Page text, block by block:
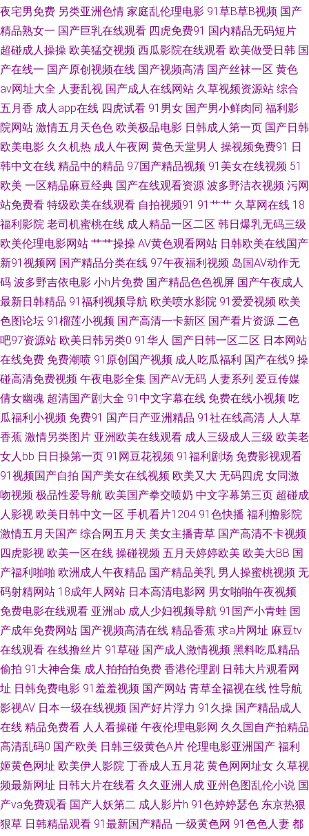
爱com 豆花在线免费社区 久久丁香网 日韩欧美黄黄色 亚洲爱爱爱含羞草 91
社国产精品 超碰在线97日本 九九爱热 青青草ab 天天操网 51国产视频 97资
源色 大香蕉网官网内 久草国产免费 人妻第八页 亚洲天堂综合视频 91视频
com 福利视频三分钟 巨乳探花 日本黄色片 午夜影院老司机 91日韩入口 传媒
精品 九九一AV 欧美玖玖爱111 AV白丝 国产精产国品一区 狼友导航主页 青娱
乐91午夜 天天干人人乐 51人妻综合网 99热最新地址6 黑丝露出高潮 欧美成
人中文字幕 少妇后入中出 91国视频 俺去也五月天网址 国产另类TS在线 久久
伊人大 日本欧美色 性爱麻豆传媒 99草草视频 国产欧美性交 欧美人妖丝袜
亚洲国产精华 91探花视频网站 成人伊人性爱网 激情另类春色 欧美日韩在线
a 丝袜熟女91 91九色性爱 成人淫淫网 九一白虎 欧美在线免费观看 五月天婷
婷色色 91视频观看入口 东京热视屏 九一韩剧网 日本鲁丝亚洲 在线视频导航
摄AV 久热精品 日本www 亚洲色淫网 超碰碰碰性爱 激情AV春色 人妻精品久
久 性交综合网 97人妻超碰在线 福利AV在线电影 久草综合网 日韩AV簧片 亚
洲色情小说网 av一区二区三区 九一福利 日韩免费新片网 91国内在线视频 丁
香91大神在线 九九重口味视频 国产精品呦伦视频 色色看片 91九色高潮 福利
视频在线播放 人妖66AV 51人妻综合网 91专区在线欢看 日韩成人剧场 91视
频网站在 丁香av第一页 狼人久操 日韩免看一级a 综合网97 国产懆懆网 日本
熟女自慰 9199在线视频 超碰人与兽超碰 久久超碰97 日韩3级片网站 在线视
频97 操碰69 九一免费 日韩A级视屏 91入口在线观看 国产成人日韩 欧美性
爱第九页 影音先锋欧美 超碰在线人网播放 久久只有这里有 色色成人电影 91
九色 福利国产pron 午夜社区视频 www91牛cw 韩日美欧色 人妻熟女在线网
址 亚洲伊人主页 超碰人人操在线 韩国美女青草 日韩影院 91男男 福利社毛
片 日本草逼 91网站免费看 国产看mv人人 欧美色图无毒 亚洲爱豆天堂玩 97
夜宅男免费 另类亚洲色情 家庭乱伦理电影 91草B草B视频 国产
精品熟女一 国产巨乳在线观看 四虎免费91 国内精品无码短片
超碰成人操操 欧美猛交视频 西瓜影院在线观看 欧美做受日韩 国
产在线一 国产原创视频在线 国产视频高清 国产丝袜一区 黄色
av网址大全 人妻乱视 国产成人在线网站 久草视频资源站 综合
五月香 成人app在线 四虎试看 91男女 国产男小鲜肉同 福利影
院网站 激情五月天色色 欧美极品电影 日韩成人第一页 国产日韩
欧美电影 久久机热 成人午夜网 黄色天堂男人 操视频免费91 日
韩中文在线 精品中的精品 97国产精品视频 91美女在线视频 51
欧美 一区精品麻豆经典 国产在线观看资源 波多野洁衣视频 污网
站免费看 特级欧美在线观看 自拍视频91 91艹艹 久草网在线 18
福利影院 老司机蜜桃在线 成人精品一区二区 韩日爆乳无码三级
欧美伦理电影网站 艹艹操操 AV黄色观看网站 日韩欧美在线国产
新91视频网 国产精品分类在线 97午夜福利视频 岛国AV动作无
码 波多野吉依电影 小h片免费 国产精品色色视屏 国产午夜成人
最新日韩精品 91福利视频导航 欧美喷水影院 91爱爱视频 欧美
色图论坛 91榴莲小视频 国产高清一卡新区 国产看片资源 二色
吧97资源站 欧美日韩另类0 91华人 国产日韩一区二区 日本网站
在线免费 免费潮喷 91原创国产视频 成人吃瓜福利 国产在线9 操
碰高清免费视频 午夜电影全集 国产AV无码 人妻系列 爱豆传媒
倩女幽魂 超清国产剧大全 91中文字幕在线 免费在线小视频 吃
瓜福利小视频 免费91 国产日产亚洲精品 91社在线高清 人人草
香蕉 激情另类图片 亚洲欧美在线观看 成人三级成人三级 欧美老
女人bb 日日操第一页 91网豆花视频 91福利剧场 免费影视观看
91视频国产自拍 国产美女在线视频 欧美又大 无码四虎 女同激
吻视频 极品性爱导航 欧美国产拳交喷奶 中文字幕第三页 超碰成
人影视 欧美日韩中文一区 手机看片1204 91色快播 福利撸影院
激情五月天国产 综合网五月天 美女主播青草 国产高清不卡视频
四虎影视 欧美一区在线 操碰视频 五月天婷婷欧美 欧美大BB 国
产福利啪啪 欧洲成人午夜精品 国产精品美乳 男人操蜜桃视频 无
码射精网站 18成年人网站 日本高清电影网 男女啪啪午夜视频
免费电影在线观看 亚洲ab 成人少妇视频导航 91国产小青蛙 国
产成年免费网站 国产视频高清在线 精品香蕉 求a片网址 麻豆tv
在线观看 在线撸丝片 91草碰 国产成人激情视频 黑料吃瓜精品
偷拍 91大神合集 成人拍拍拍免费 香港伦理剧 日韩大片观看网
址 日韩免费电影 91羞羞视频 国产网站 青草全福视在线 性导航
影视AV 日本一级在线视频 国产好片浮力 91久操 国产精品成人
在线 精品免费看 人人看操碰 午夜伦理电影网 久久国自产拍精品
高清乱码0 国产欧美 日韩三级黄色A片 伦理电影亚洲国产 福利
姬黄色网址 欧美伊人影院 丁香成人五月花 黄色网网址女 久草视
频最新网址 日韩大片在线看 久久亚洲人成 亚州色图乱伦小说 国
产va免费观看 国产人妖第二 成人影片h 91色婷婷瑟色 东京热狠
狠草 日韩精品观看 91最新国产精品 一级黄色网 91色色人妻 都